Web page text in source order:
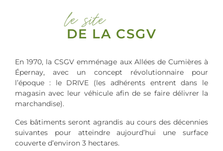
le site
DE LA CSGV
En 1970, la CSGV emménage aux Allées de Cumières à
Épernay, avec un concept révolutionnaire pour
l’époque : le DRIVE (les adhérents entrent dans le
magasin avec leur véhicule afin de se faire délivrer la
marchandise).
Ces bâtiments seront agrandis au cours des décennies
suivantes pour atteindre aujourd’hui une surface
couverte d’environ 3 hectares.